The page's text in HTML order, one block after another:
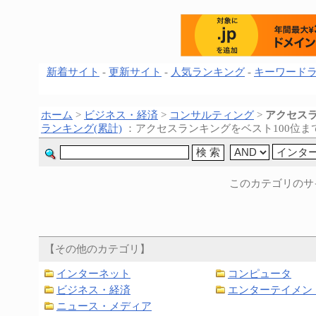
新着サイト - 更新サイト - 人気ランキング - キーワード
ホーム > ビジネス・経済 > コンサルティング > アクセス
ランキング(累計) ：アクセスランキングをベスト100位ま
このカテゴリの
【その他のカテゴリ】
インターネット
コンピュータ
ビジネス・経済
エンターテイメン
ニュース・メディア